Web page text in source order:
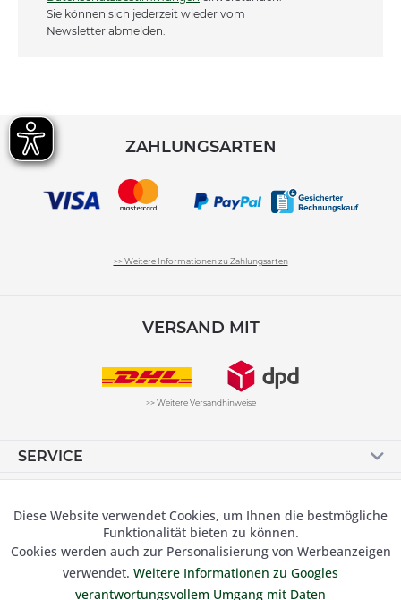
Sie können sich jederzeit wieder vom
Newsletter abmelden.
ZAHLUNGSARTEN
>> Weitere Informationen zu Zahlungsarten
VERSAND MIT
>> Weitere Versandhinweise
SERVICE
FILIALEN
KONTAKT
Vertrag widerrufen
Funktionale Aktiv
Marketing Inaktiv
Diese Website verwendet Cookies, um Ihnen die bestmögliche
Funktionalität bieten zu können.
Cookies werden auch zur Personalisierung von Werbeanzeigen
verwendet. Weitere Informationen zu Googles
verantwortungsvollem Umgang mit Daten